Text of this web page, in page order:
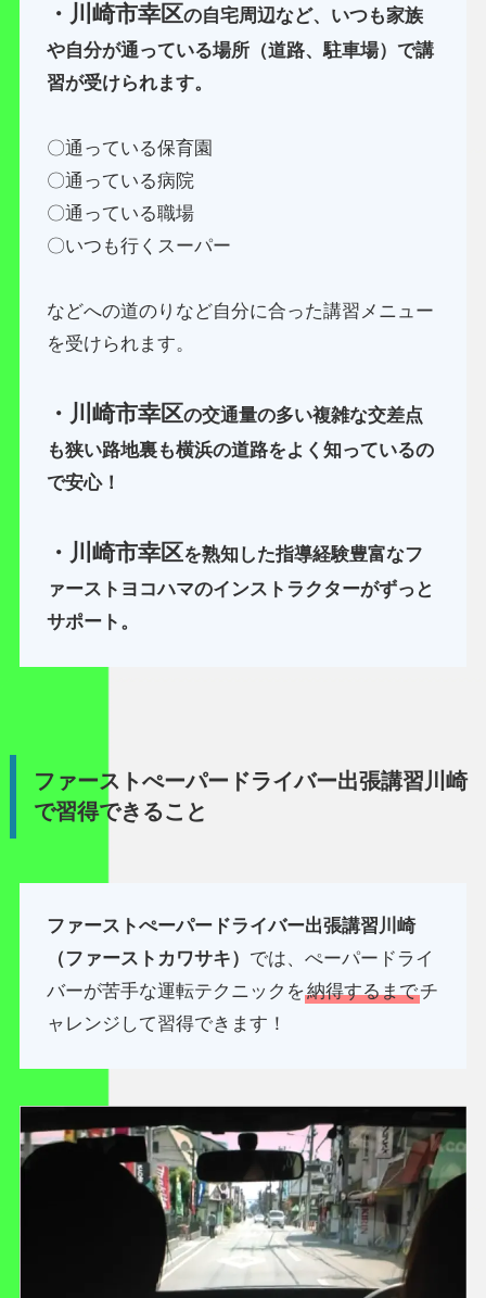
・川崎市幸区の自宅周辺など、いつも家族
や自分が通っている場所（道路、駐車場）で講
習が受けられます。
〇通っている保育園
〇通っている病院
〇通っている職場
〇いつも行くスーパー
などへの道のりなど自分に合った講習メニュー
を受けられます。
・川崎市幸区の交通量の多い複雑な交差点
も狭い路地裏も横浜の道路をよく知っているの
で安心！
・川崎市幸区を熟知した指導経験豊富なフ
ァーストヨコハマのインストラクターがずっと
サポート。
ファーストぺーパードライバー出張講習川崎
で習得できること
ファーストぺーパードライバー出張講習川崎
（ファーストカワサキ） では、ぺーパードライ
バーが苦手な運転テクニックを納得するまでチ
ャレンジして習得できます！